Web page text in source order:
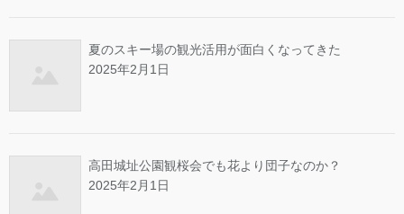
夏のスキー場の観光活用が面白くなってきた
2025年2月1日
高田城址公園観桜会でも花より団子なのか？
2025年2月1日